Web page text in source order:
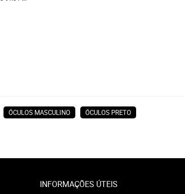
ÓCULOS MASCULINO ÓCULOS PRETO
INFORMAÇÕES ÚTEIS